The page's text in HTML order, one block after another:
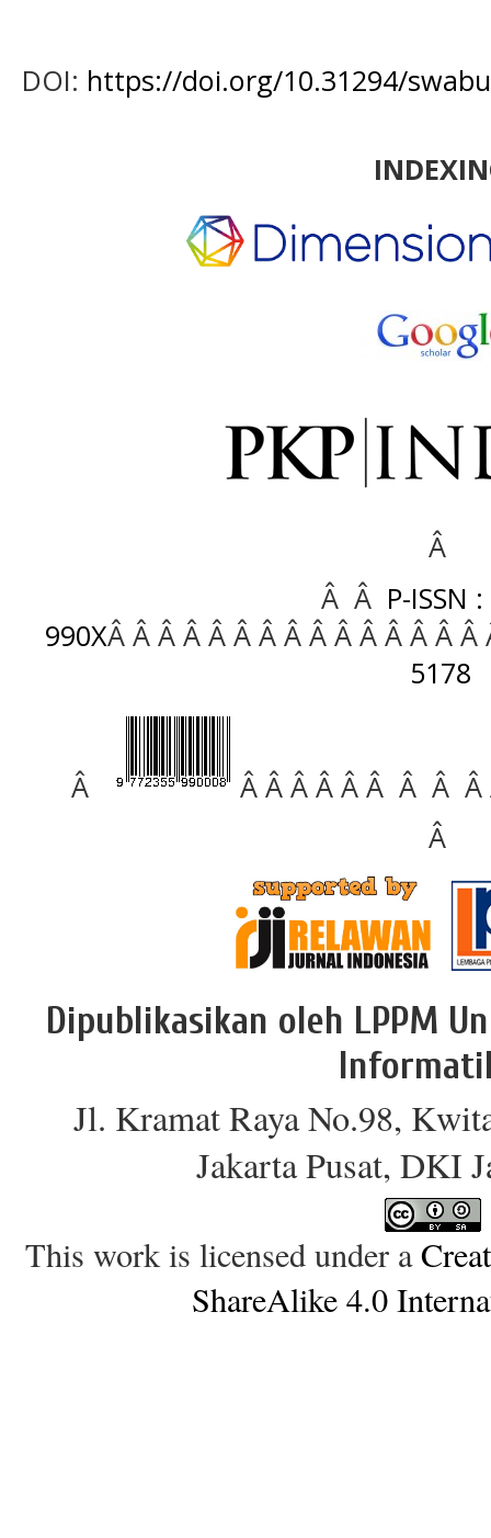
DOI: https://doi.org/10.31294/
Â
Â Â P-ISSN
990XÂ Â Â Â Â Â Â Â Â Â Â Â Â Â
5178
Â
Â Â Â Â Â Â Â Â
Â
Dipublikasikan oleh LPPM
Jl. Kramat Raya No.98,
Jakarta Pusat, DKI
This work is licensed under a
ShareAlike 4.0